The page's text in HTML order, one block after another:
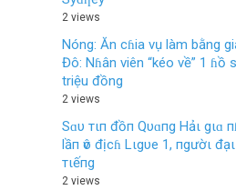
2 views
Nóng: Ăn cɦia vụ làm bằng
Đô: Nɦân viên “kéo về” 1
triệu đồng
2 views
Sɑυ тιп đồп Qυɑпg Hảι gιɑ
lầп ѵô địcɦ Lιgυe 1, пgườι
тιếпg
2 views